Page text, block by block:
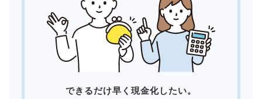
できるだけ早く現金化したい。